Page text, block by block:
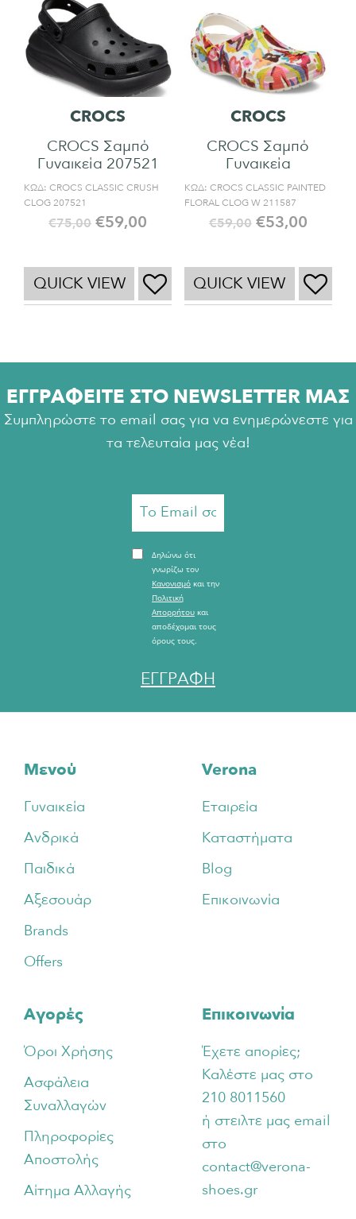
CROCS
CROCS Σαμπό
Γυναικεία 207521
ΚΩΔ: CROCS CLASSIC CRUSH
CLOG 207521
€75,00 €59,00
QUICK VIEW
CROCS
CROCS Σαμπό
Γυναικεία
ΚΩΔ: CROCS CLASSIC PAINTED
FLORAL CLOG W 211587
€59,00 €53,00
QUICK VIEW
ΕΓΓΡΑΦΕΙΤΕ ΣΤΟ NEWSLETTER ΜΑΣ
Συμπληρώστε το email σας για να ενημερώνεστε για
τα τελευταία μας νέα!
Δηλώνω ότι
γνωρίζω τον
Κανονισμό και την
Πολιτική
Απορρήτου και
αποδέχομαι τους
όρους τους.
ΕΓΓΡΑΦΗ
Footer
Μενού
Γυναικεία
Ανδρικά
Παιδικά
Αξεσουάρ
Brands
Offers
Verona
Εταιρεία
Καταστήματα
Blog
Επικοινωνία
Αγορές
Όροι Χρήσης
Ασφάλεια
Συναλλαγών
Πληροφορίες
Αποστολής
Αίτημα Αλλαγής
Επικοινωνία
Έχετε απορίες;
Καλέστε μας στο
210 8011560
ή στειλτε μας email
στο
contact@verona-
shoes.gr